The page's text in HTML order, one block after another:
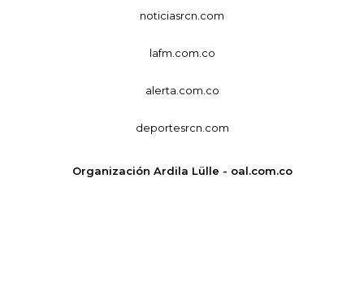
noticiasrcn.com
lafm.com.co
alerta.com.co
deportesrcn.com
Organización Ardila Lülle - oal.com.co